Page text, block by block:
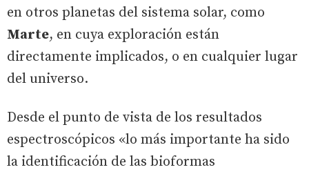
en otros planetas del sistema solar, como
Marte, en cuya exploración están
directamente implicados, o en cualquier lugar
del universo.
Desde el punto de vista de los resultados
espectroscópicos «lo más importante ha sido
la identificación de las bioformas